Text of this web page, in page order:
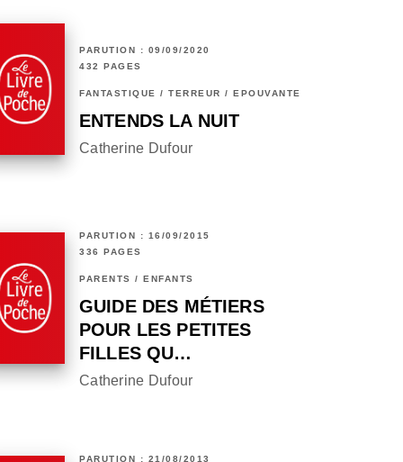
PARUTION : 09/09/2020
432 PAGES
FANTASTIQUE / TERREUR / EPOUVANTE
ENTENDS LA NUIT
Catherine Dufour
PARUTION : 16/09/2015
336 PAGES
PARENTS / ENFANTS
GUIDE DES MÉTIERS
POUR LES PETITES
FILLES QU…
Catherine Dufour
PARUTION : 21/08/2013